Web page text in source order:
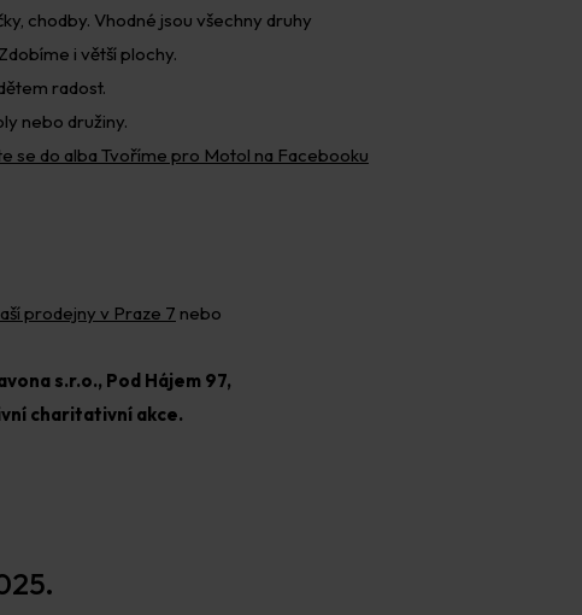
chodby. Vhodné jsou všechny druhy
i větší plochy.
radost.
nebo družiny.
se do alba Tvoříme pro Motol na Facebooku
prodejny v Praze 7 nebo
s.r.o., Pod Hájem 97,
charitativní akce.